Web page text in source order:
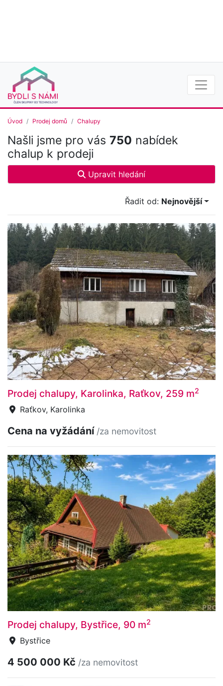
Úvod Prodej domů Chalupy
Našli jsme pro vás 750 nabídek
chalup k prodeji
Upravit hledání
Řadit od: Nejnovější
Prodej chalupy, Karolinka, Raťkov, 259 m2
Raťkov, Karolinka
Cena na vyžádání /za nemovitost
Prodej chalupy, Bystřice, 90 m2
Bystřice
4 500 000 Kč /za nemovitost